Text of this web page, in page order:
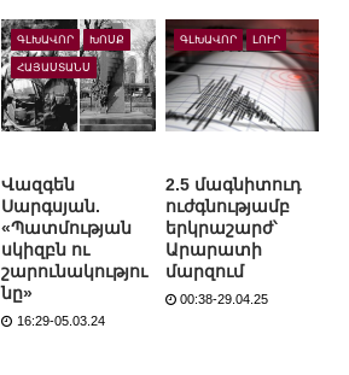
ԳԼԽԱՎՈՐ ԽՈՍՔ
ՀԱՅԱՍՏԱՆՍ
Վազգեն
Սարգսյան.
«Պատմության
սկիզբն ու
շարունակությու
նը»
16:29-05.03.24
ԳԼԽԱՎՈՐ ԼՈՒՐ
2.5 մագնիտուդ
ուժգնությամբ
երկրաշարժ՝
Արարատի
մարզում
00:38-29.04.25